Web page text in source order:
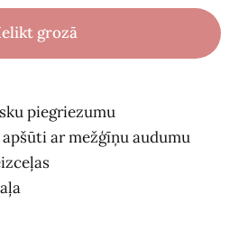
grozā
piegriezumu
ar mežģīņu audumu